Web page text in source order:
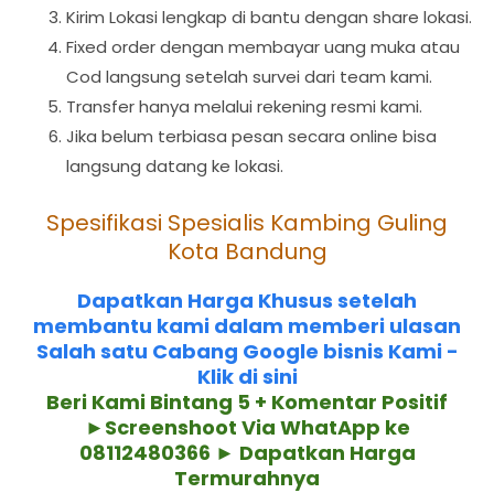
Kirim Lokasi lengkap di bantu dengan share lokasi.
Fixed order dengan membayar uang muka atau
Cod langsung setelah survei dari team kami.
Transfer hanya melalui rekening resmi kami.
Jika belum terbiasa pesan secara online bisa
langsung datang ke lokasi.
Spesifikasi Spesialis Kambing Guling
Kota Bandung
Dapatkan Harga Khusus setelah
membantu kami dalam memberi ulasan
Salah satu Cabang Google bisnis Kami -
Klik di sini
Beri Kami Bintang 5 + Komentar Positif
►Screenshoot Via WhatApp ke
08112480366 ► Dapatkan Harga
Termurahnya